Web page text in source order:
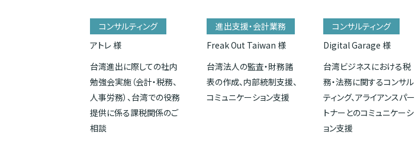
コンサルティング
アトレ 様
台湾進出に際しての社内
勉強会実施（会計・税務、
人事労務）、台湾での役務
提供に係る課税関係のご
相談
進出支援・会計業務
Freak Out Taiwan 様
台湾法人の監査・財務諸
表の作成、内部統制支援、
コミュニケーション支援
コンサルティング
Digital Garage 様
台湾ビジネスにおける税
務・法務に関するコンサル
ティング、アライアンスパー
トナーとのコミュニケーシ
ョン支援